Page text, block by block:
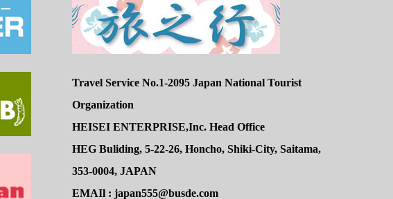
Travel Service No.1-2095 Japan National Tourist
Organization
HEISEI ENTERPRISE,Inc. Head Office
HEG Buliding, 5-22-26, Honcho, Shiki-City, Saitama,
353-0004, JAPAN
EMAIl : japan555@busde.com